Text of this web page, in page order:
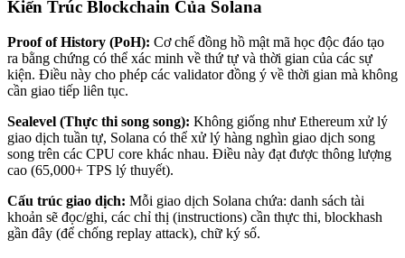
Kiến Trúc Blockchain Của Solana
Proof of History (PoH): Cơ chế đồng hồ mật mã học độc đáo tạo
ra bằng chứng có thể xác minh về thứ tự và thời gian của các sự
kiện. Điều này cho phép các validator đồng ý về thời gian mà không
cần giao tiếp liên tục.
Sealevel (Thực thi song song): Không giống như Ethereum xử lý
giao dịch tuần tự, Solana có thể xử lý hàng nghìn giao dịch song
song trên các CPU core khác nhau. Điều này đạt được thông lượng
cao (65,000+ TPS lý thuyết).
Cấu trúc giao dịch: Mỗi giao dịch Solana chứa: danh sách tài
khoản sẽ đọc/ghi, các chỉ thị (instructions) cần thực thi, blockhash
gần đây (để chống replay attack), chữ ký số.